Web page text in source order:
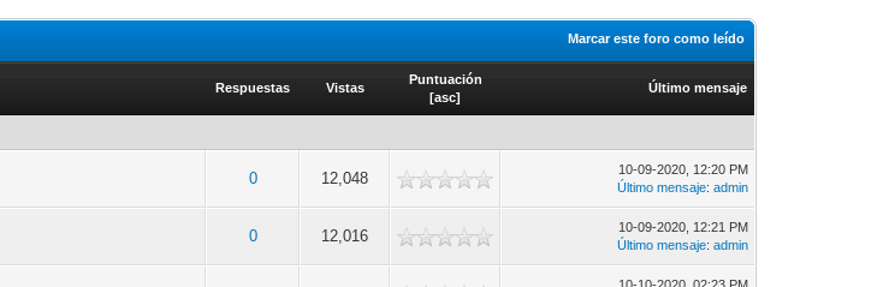
Marcar este foro como leído
Respuestas Vistas
Puntuación
[asc]
Último mensaje
0 12,048
10-09-2020, 12:20 PM
Último mensaje:admin
0 12,016
10-09-2020, 12:21 PM
Último mensaje:admin